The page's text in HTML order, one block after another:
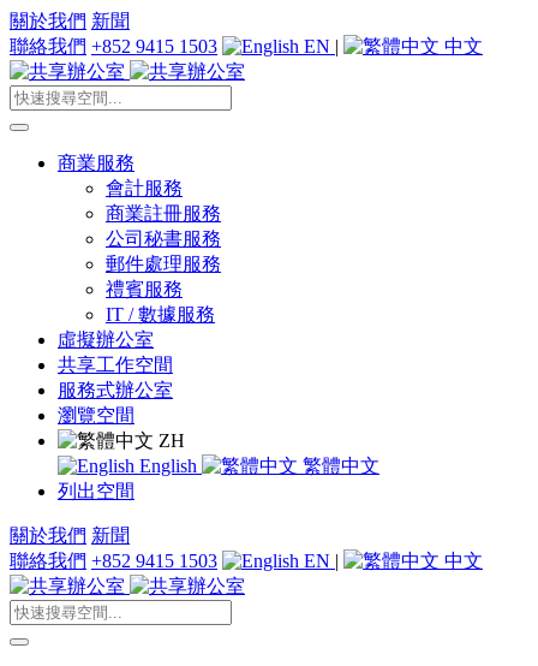
關於我們 新聞
聯絡我們 +852 9415 1503 EN | 中文
商業服務
會計服務
商業註冊服務
公司秘書服務
郵件處理服務
禮賓服務
IT / 數據服務
虛擬辦公室
共享工作空間
服務式辦公室
瀏覽空間
ZH
English
繁體中文
列出空間
關於我們 新聞
聯絡我們 +852 9415 1503 EN | 中文